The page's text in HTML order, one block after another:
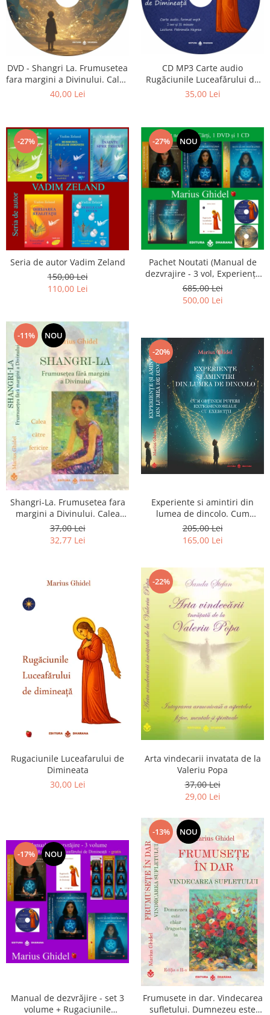
DVD - Shangri La. Frumusetea
fara margini a Divinului. Calea
catre fericire
40,00 Lei
CD MP3 Carte audio
Rugăciunile Luceafărului de
dimineață
35,00 Lei
-27%
Seria de autor Vadim Zeland
150,00 Lei
110,00 Lei
-27% NOU
Pachet Noutati (Manual de
dezvrajire - 3 vol, Experiențe
și amintiri, Rugăciunile
Luceafarului de dimineata) -
Marius Ghidel
685,00 Lei
500,00 Lei
-11% NOU
Shangri-La. Frumusetea fara
margini a Divinului. Calea
catre fericire
37,00 Lei
32,77 Lei
-20%
Experiente si amintiri din
lumea de dincolo. Cum
obtinem puteri
extrasenzoriale - cu exercitii
205,00 Lei
165,00 Lei
Rugaciunile Luceafarului de
Dimineata
30,00 Lei
-22%
Arta vindecarii invatata de la
Valeriu Popa
37,00 Lei
29,00 Lei
-17% NOU
Manual de dezvrăjire - set 3
volume + Rugaciunile
-13% NOU
Frumusete in dar. Vindecarea
sufletului. Dumnezeu este